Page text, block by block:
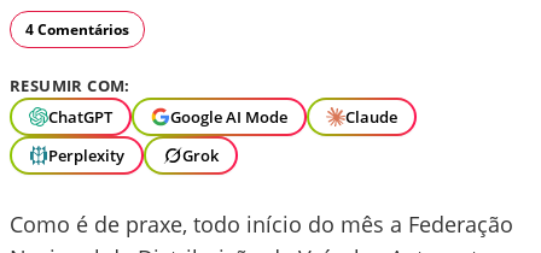
4 Comentários
RESUMIR COM:
ChatGPT
Google AI Mode
Claude
Perplexity
Grok
Como é de praxe, todo início do mês a Federação